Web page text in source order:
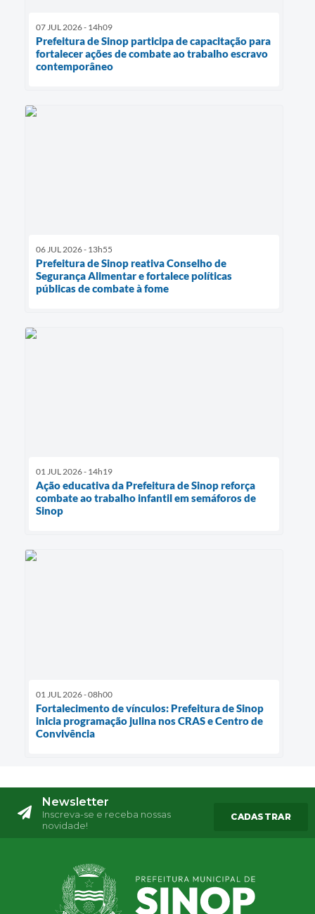
07 JUL 2026 - 14h09
Prefeitura de Sinop participa de capacitação para
fortalecer ações de combate ao trabalho escravo
contemporâneo
06 JUL 2026 - 13h55
Prefeitura de Sinop reativa Conselho de
Segurança Alimentar e fortalece políticas
públicas de combate à fome
01 JUL 2026 - 14h19
Ação educativa da Prefeitura de Sinop reforça
combate ao trabalho infantil em semáforos de
Sinop
01 JUL 2026 - 08h00
Fortalecimento de vínculos: Prefeitura de Sinop
inicia programação julina nos CRAS e Centro de
Convivência
Newsletter
Inscreva-se e receba nossas
novidade!
CADASTRAR